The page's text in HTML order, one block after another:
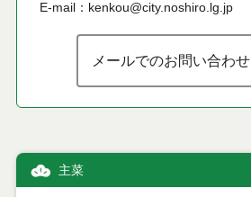
E-mail：kenkou@city.noshiro.lg.jp
メールでのお問い合わせ
主菜